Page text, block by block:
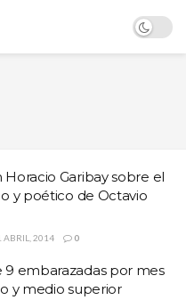
Horacio Garibay sobre el
y poético de Octavio
ABRIL, 2014 0
9 embarazadas por mes
y medio superior